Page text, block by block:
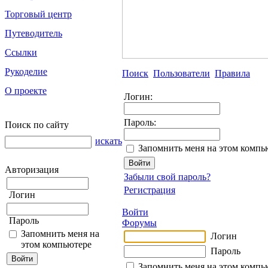
Торговый центр
Путеводитель
Ссылки
Рукоделие
О проекте
Поиск по сайту
искать
Авторизация
Логин
Пароль
Запомнить меня на
этом компьютере
Поиск Пользователи Правила
Логин:
Пароль:
Запомнить меня на этом
Забыли свой пароль?
Регистрация
Войти
Форумы
Логин
Пароль